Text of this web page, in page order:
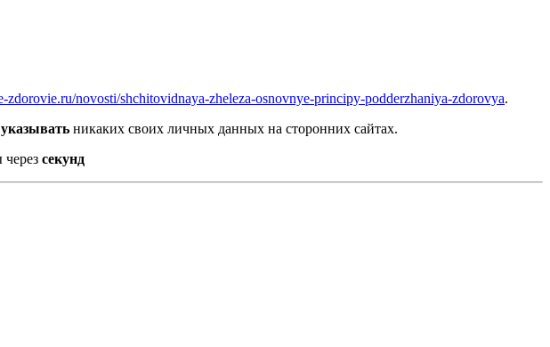
zdorovie.ru/novosti/shchitovidnaya-zheleza-osnovnye-principy-podderzhaniya-zdorovya.
никаких своих личных данных на сторонних сайтах.
секунд